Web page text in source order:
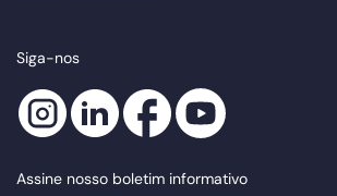
Siga-nos
Assine nosso boletim informativo